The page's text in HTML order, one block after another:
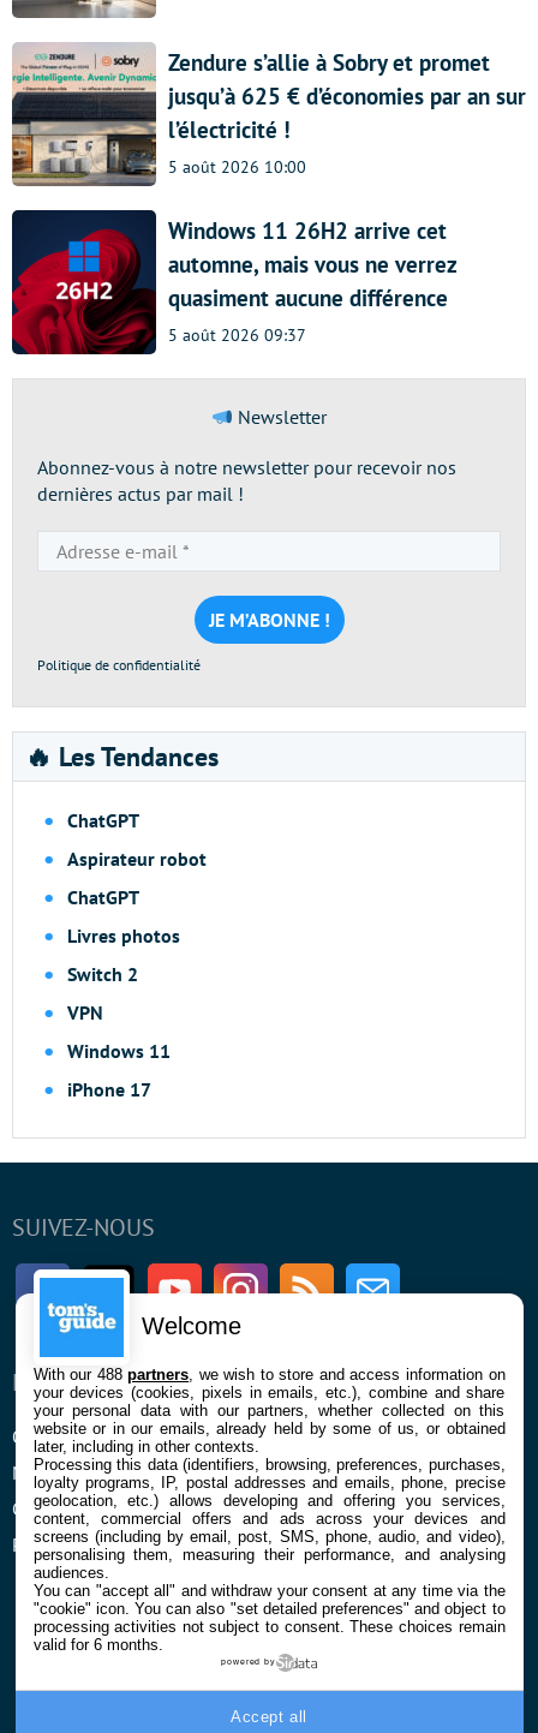
Zendure s’allie à Sobry et promet
jusqu’à 625 € d’économies par an sur
l’électricité !
5 août 2026 10:00
Windows 11 26H2 arrive cet
automne, mais vous ne verrez
quasiment aucune différence
5 août 2026 09:37
Newsletter
Abonnez-vous à notre newsletter pour recevoir nos
dernières actus par mail !
e-
mail
*
Politique de confidentialité
🔥 Les Tendances
ChatGPT
Aspirateur robot
ChatGPT
Livres photos
Switch 2
VPN
Windows 11
iPhone 17
SUIVEZ-NOUS
FacebookTwitter Youtube InstagramRSS Newsletter
ENTREPRISE
Qui sommes nous
Mentions légales et CGU
Confidentialité et Cookies
Préférences cookies
À PROPOS
La rédaction
Contact
Welcome
With our 488partners , we wish to store and access information on
your devices (cookies, pixels in emails, etc.), combine and share
your personal data with our partners, whether collected on this
website or in our emails, already held by some of us, or obtained
later, including in other contexts.
Processing this data (identifiers, browsing, preferences, purchases,
loyalty programs, IP, postal addresses and emails, phone, precise
geolocation, etc.) allows developing and offering you services,
content, commercial offers and ads across your devices and
screens (including by email, post, SMS, phone, audio, and video),
personalising them, measuring their performance, and analysing
audiences.
You can "accept all" and withdraw your consent at any time via the
"cookie" icon. You can also "set detailed preferences" and object to
processing activities not subject to consent. These choices remain
valid for 6 months.
powered by
Accept all